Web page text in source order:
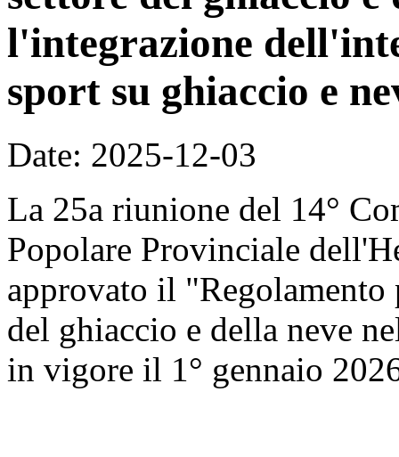
l'integrazione
sport su ghiaccio e
Date: 2025-12-03
La 25a riunione del 14°
Popolare Provinciale
approvato il
del ghiaccio e della neve
in vigore il 1° gennaio